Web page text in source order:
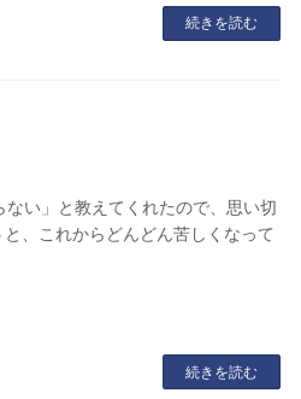
続きを読む
い」と教えてくれたので、思い切
、これからどんどん苦しくなって
続きを読む